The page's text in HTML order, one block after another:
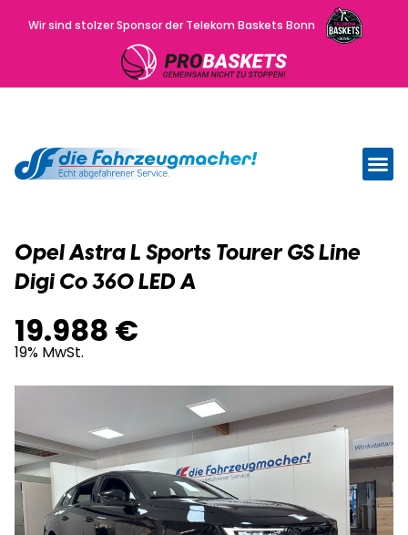
Wir sind stolzer Sponsor der Telekom Baskets Bonn
Opel Astra L Sports Tourer GS Line
Digi Co 360 LED A
19.988 €
19% MwSt.